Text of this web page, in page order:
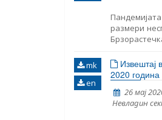
размери
во
последици,
и нашата,
заради
презема
mk
en
Извештај
2020 година
26 мај
Невладин